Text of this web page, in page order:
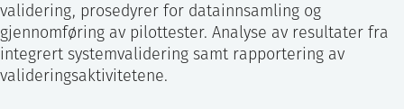
validering, prosedyrer for datainnsamling og
gjennomføring av pilottester. Analyse av resultater fra
integrert systemvalidering samt rapportering av
valideringsaktivitetene.